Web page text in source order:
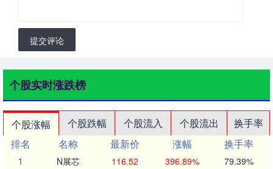
提交评论
个股实时涨跌榜
个股涨幅 个股跌幅 个股流入 个股流出
换手率
排名
名称 最新价 涨幅
换手率
1
N展芯 116.52 396.89% 79.39%